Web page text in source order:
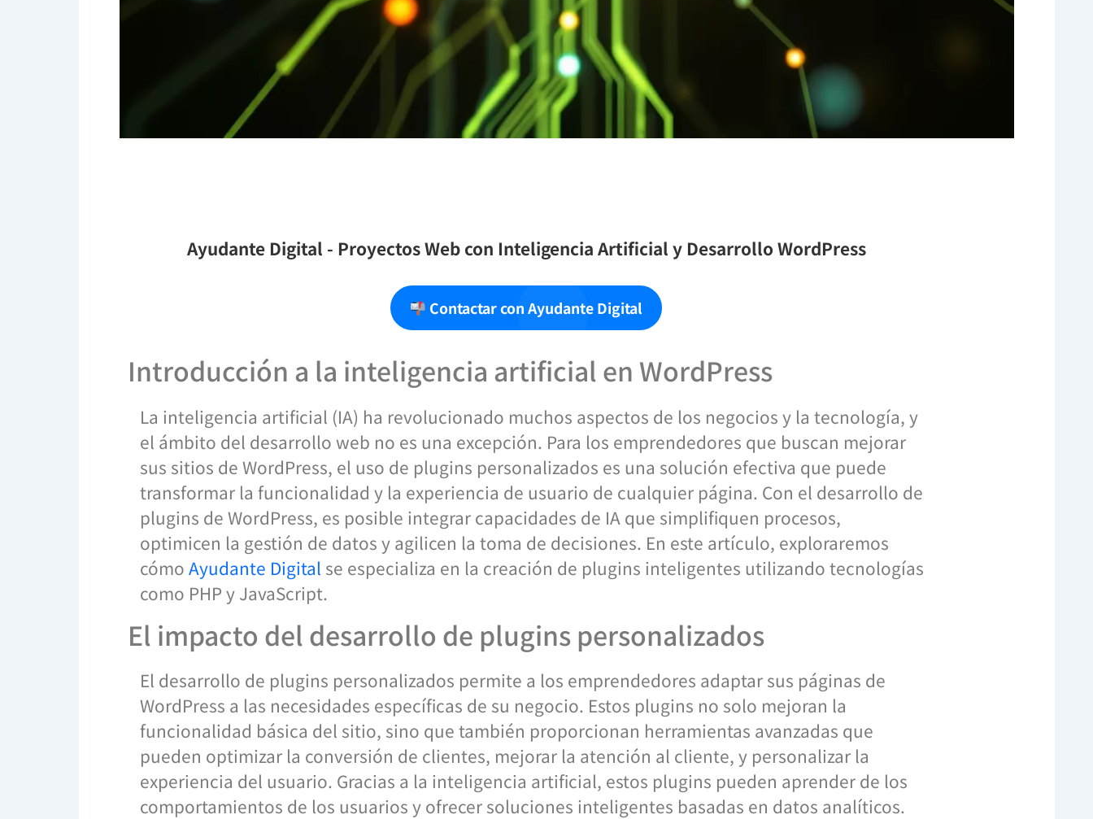
Ayudante Digital - Proyectos Web con Inteligencia Artificial y Desarrollo WordPress
Contactar con Ayudante Digital
Introducción a la inteligencia artificial en WordPress
La inteligencia artificial (IA) ha revolucionado muchos aspectos de los negocios y la tecnología, y
el ámbito del desarrollo web no es una excepción. Para los emprendedores que buscan mejorar
sus sitios de WordPress, el uso de plugins personalizados es una solución efectiva que puede
transformar la funcionalidad y la experiencia de usuario de cualquier página. Con el desarrollo de
plugins de WordPress, es posible integrar capacidades de IA que simplifiquen procesos,
optimicen la gestión de datos y agilicen la toma de decisiones. En este artículo, exploraremos
cómo Ayudante Digital se especializa en la creación de plugins inteligentes utilizando tecnologías
como PHP y JavaScript.
El impacto del desarrollo de plugins personalizados
El desarrollo de plugins personalizados permite a los emprendedores adaptar sus páginas de
WordPress a las necesidades específicas de su negocio. Estos plugins no solo mejoran la
funcionalidad básica del sitio, sino que también proporcionan herramientas avanzadas que
pueden optimizar la conversión de clientes, mejorar la atención al cliente, y personalizar la
experiencia del usuario. Gracias a la inteligencia artificial, estos plugins pueden aprender de los
comportamientos de los usuarios y ofrecer soluciones inteligentes basadas en datos analíticos.